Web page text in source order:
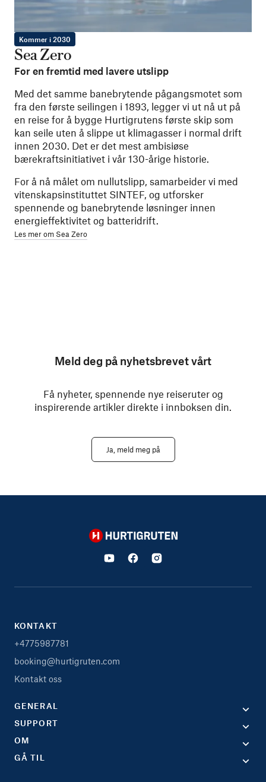
Kommer i 2030
Sea Zero
For en fremtid med lavere utslipp
Med det samme banebrytende pågangsmotet som
fra den første seilingen i 1893, legger vi ut nå ut på
en reise for å bygge Hurtigrutens første skip som
kan seile uten å slippe ut klimagasser i normal drift
innen 2030. Det er det mest ambisiøse
bærekraftsinitiativet i vår 130-årige historie.
For å nå målet om nullutslipp, samarbeider vi med
vitenskapsinstituttet SINTEF, og utforsker
spennende og banebrytende løsninger innen
energieffektivitet og batteridrift.
Les mer om Sea Zero
Meld deg på nyhetsbrevet vårt
Få nyheter, spennende nye reiseruter og
inspirerende artikler direkte i innboksen din.
Ja, meld meg på
Hurtigruten
KONTAKT
+4775987781
booking@hurtigruten.com
Kontakt oss
GENERAL
SUPPORT
OM
GÅ TIL